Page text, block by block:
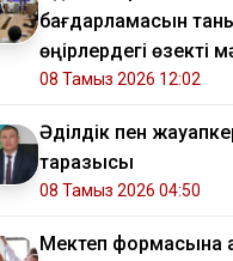
бағдарламасын
өңірлердегі өзекті
талқылады
08 Тамыз 2026 12:02
Әділдік пен
таразысы
08 Тамыз 2026 04:50
Мектеп формасына